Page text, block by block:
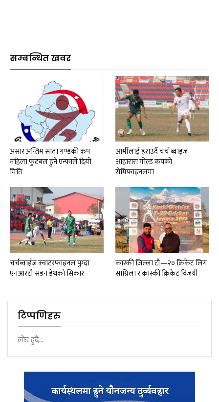
सम्बन्धित खवर
असार अन्तिम साता गण्डकी कप
महिला फुटबल हुने एन्फाले दियो
मिति
आर्मीलाई हराउदैँ चर्च ब्वाइज
आहारारा गोल्ड कपको
सेमिफाइनलमा
चर्चब्वाईज क्वाटरफाइनल पुग्दा
एनआरटी सडन डेथकाे सिकार
कास्की जिल्ला टी—२० क्रिकेट लिग
साग्रिला र कास्की क्रिकेट विजयी
टिप्पणिहरु
लोड हुदै...